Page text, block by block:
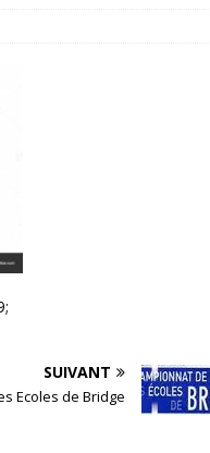
SUIVANT
Ecoles de Bridge